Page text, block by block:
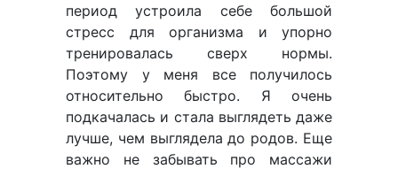
период устроила себе большой
стресс для организма и упорно
тренировалась сверх нормы.
Поэтому у меня все получилось
относительно быстро. Я очень
подкачалась и стала выглядеть даже
лучше, чем выглядела до родов. Еще
важно не забывать про массажи